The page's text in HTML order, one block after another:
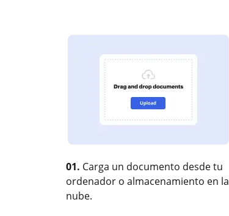
01. Carga un documento desde tu
ordenador o almacenamiento en la
nube.